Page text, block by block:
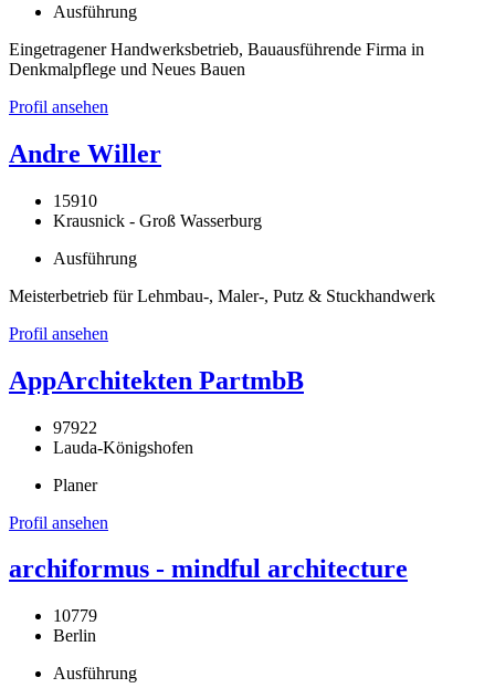
Ausführung
Eingetragener Handwerksbetrieb, Bauausführende Firma in
Denkmalpflege und Neues Bauen
Profil ansehen
Andre Willer
15910
Krausnick - Groß Wasserburg
Ausführung
Meisterbetrieb für Lehmbau-, Maler-, Putz & Stuckhandwerk
Profil ansehen
AppArchitekten PartmbB
97922
Lauda-Königshofen
Planer
Profil ansehen
archiformus - mindful architecture
10779
Berlin
Ausführung